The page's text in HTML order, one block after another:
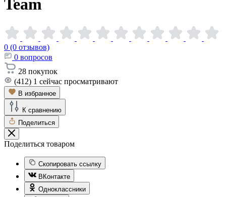
Team
0 (0 отзывов)
0 вопросов
28 покупок
(412) 1 сейчас просматривают
В избранное
К сравнению
Поделиться
Поделиться товаром
Скопировать ссылку
ВКонтакте
Одноклассники